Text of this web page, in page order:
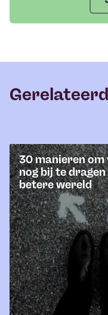
30 manieren om
nog bij te dragen
betere wereld